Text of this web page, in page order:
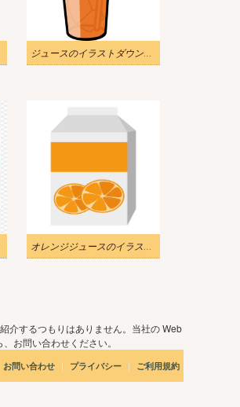
ジュースのイラストダウンロード
オレンジジュースのイラスト画像
介するつもりはありません。当社の Web
お問い合わせください。
お問い合わせ | プライバシー | ご利用規約